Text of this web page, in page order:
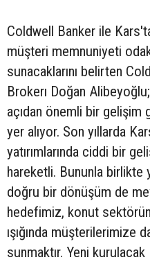
Coldwell Banker ile
müşteri memnuniyeti
sunacaklarını belirten
Brokerı Doğan
açıdan önemli bir gelişim
yer alıyor. Son yıllarda
yatırımlarında ciddi bir
hareketli. Bununla birlikte
doğru bir dönüşüm de
hedefimiz, konut
ışığında müşterilerimize
sunmaktır. Yeni